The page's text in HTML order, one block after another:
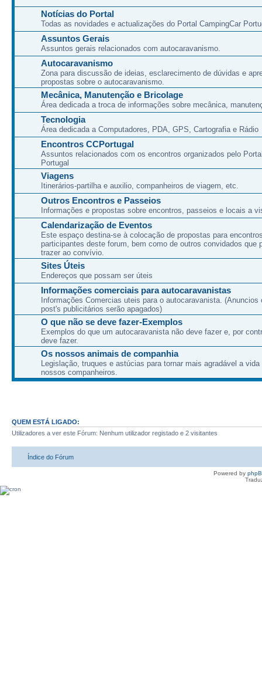
Notícias do Portal
Todas as novidades e actualizações do Portal CampingCar
Assuntos Gerais
Assuntos gerais relacionados com autocaravanismo.
Autocaravanismo
Zona para discussão de ideias, esclarecimento de dúvidas e
propostas sobre o autocaravanismo.
Mecânica, Manutenção e Bricolage
Área dedicada a troca de informações sobre mecânica,
Tecnologia
Área dedicada a Computadores, PDA, GPS, Cartografia e Rádio
Encontros CCPortugal
Assuntos relacionados com os encontros organizados pelo
Portugal
Viagens
Itinerários-partilha e auxilio, companheiros de viagem, etc.
Outros Encontros e Passeios
Informações e propostas sobre encontros, passeios e locais a
Calendarização de Eventos
Este espaço destina-se à colocação de propostas para
participantes deste forum, bem como de outros convidados que
trazer ao convívio.
Sites Úteis
Endereços que possam ser úteis
Informações comerciais para autocaravanistas
Informações Comercias uteis para o autocaravanista. (Anuncios
post's publicitários serão apagados)
O que não se deve fazer-Exemplos
Exemplos do que um autocaravanista não deve fazer e, por
deve fazer.
Os nossos animais de companhia
Legislação, truques e astúcias para tornar mais agradável a vida
nossos companheiros.
QUEM ESTÁ LIGADO:
Utilizadores a ver este Fórum: Nenhum utilizador registado e 2 visitantes
Índice do Fórum
Powered by